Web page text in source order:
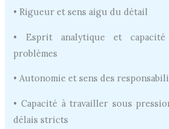
• Rigueur et sens aigu du détail
• Esprit analytique et
problèmes
• Autonomie et sens des
• Capacité à travailler sous
délais stricts